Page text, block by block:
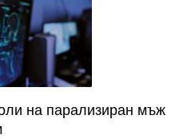
на парализиран мъж